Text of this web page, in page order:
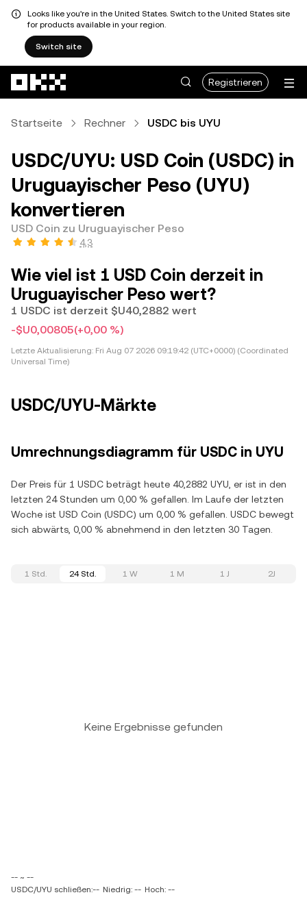
Looks like you're in the United States. Switch to the United States site
for products available in your region.
Switch site
Registrieren
Startseite Rechner USDC bis UYU
USDC/UYU: USD Coin (USDC) in
Uruguayischer Peso (UYU)
konvertieren
USD Coin zu Uruguayischer Peso
4,3
Wie viel ist 1 USD Coin derzeit in
Uruguayischer Peso wert?
1 USDC ist derzeit $U40,2882 wert
-$U0,00805(+0,00 %)
Letzte Aktualisierung: Fri Aug 07 2026 09:19:42 (UTC+0000) (Coordinated
Universal Time)
USDC/UYU-Märkte
Umrechnungsdiagramm für USDC in UYU
Der Preis für 1 USDC beträgt heute 40,2882 UYU, er ist in den
letzten 24 Stunden um 0,00 % gefallen. Im Laufe der letzten
Woche ist USD Coin (USDC) um 0,00 % gefallen. USDC bewegt
sich abwärts, 0,00 % abnehmend in den letzten 30 Tagen.
1 Std. 24 Std. 1 W 1 M 1 J 2J
Keine Ergebnisse gefunden
-- ~ --
USDC/UYU schließen:-- Niedrig: -- Hoch: --